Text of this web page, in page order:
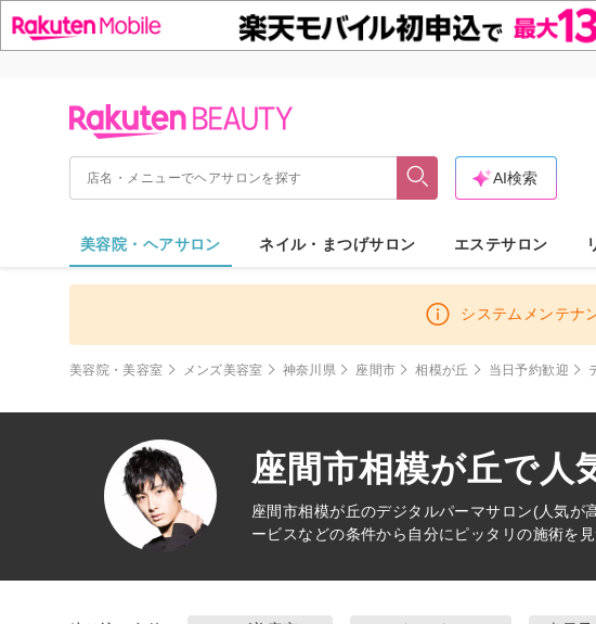
AI検索
美容院・ヘアサロン ネイル・まつげサロン エステサロン
システムメンテナ
美容院・美容室 メンズ美容室 神奈川県 座間市 相模が丘 当日予約歓迎
座間市相模が丘で人
座間市相模が丘のデジタルパーマサロン(人気が
ービスなどの条件から自分にピッタリの施術を